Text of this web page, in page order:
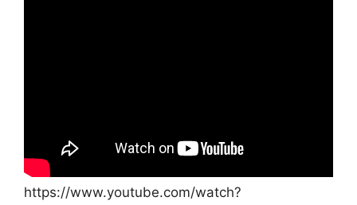
https://www.youtube.com/watch?